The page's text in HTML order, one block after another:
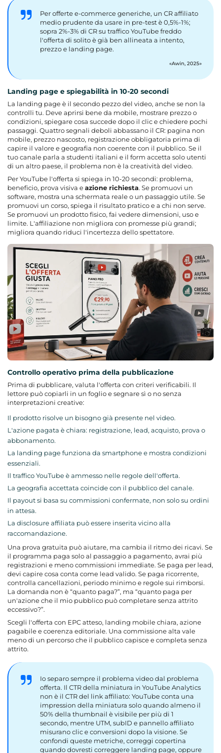
Per offerte e-commerce generiche, un CR affiliato
medio prudente da usare in pre-test è 0,5%-1%;
sopra 2%-3% di CR su traffico YouTube freddo
l'offerta di solito è già ben allineata a intento,
prezzo e landing page.
Awin, 2025
Landing page e spiegabilità in 10-20 secondi
La landing page è il secondo pezzo del video, anche se non la
controlli tu. Deve aprirsi bene da mobile, mostrare prezzo o
condizioni, spiegare cosa succede dopo il clic e chiedere pochi
passaggi. Quattro segnali deboli abbassano il CR: pagina non
mobile, prezzo nascosto, registrazione obbligatoria prima di
capire il valore e geografia non coerente con il pubblico. Se il
tuo canale parla a studenti italiani e il form accetta solo utenti
di un altro paese, il problema non è la creatività del video.
Per YouTube l'offerta si spiega in 10-20 secondi: problema,
beneficio, prova visiva eazione richiesta. Se promuovi un
software, mostra una schermata reale o un passaggio utile. Se
promuovi un corso, spiega il risultato pratico e a chi non serve.
Se promuovi un prodotto fisico, fai vedere dimensioni, uso e
limite. L'affiliazione non migliora con promesse più grandi;
migliora quando riduci l'incertezza dello spettatore.
Controllo operativo prima della pubblicazione
Prima di pubblicare, valuta l'offerta con criteri verificabili. Il
lettore può copiarli in un foglio e segnare sì o no senza
interpretazioni creative:
Il prodotto risolve un bisogno già presente nel video.
L'azione pagata è chiara: registrazione, lead, acquisto, prova o
abbonamento.
La landing page funziona da smartphone e mostra condizioni
essenziali.
Il traffico YouTube è ammesso nelle regole dell'offerta.
La geografia accettata coincide con il pubblico del canale.
Il payout si basa su commissioni confermate, non solo su ordini
in attesa.
La disclosure affiliata può essere inserita vicino alla
raccomandazione.
Una prova gratuita può aiutare, ma cambia il ritmo dei ricavi. Se
il programma paga solo al passaggio a pagamento, avrai più
registrazioni e meno commissioni immediate. Se paga per lead,
devi capire cosa conta come lead valido. Se paga ricorrente,
controlla cancellazioni, periodo minimo e regole sui rimborsi.
La domanda non è “quanto paga?”, ma “quanto paga per
un'azione che il mio pubblico può completare senza attrito
eccessivo?”.
Scegli l'offerta con EPC atteso, landing mobile chiara, azione
pagabile e coerenza editoriale. Una commissione alta vale
meno di un percorso che il pubblico capisce e completa senza
attrito.
Io separo sempre il problema video dal problema
offerta. Il CTR della miniatura in YouTube Analytics
non è il CTR del link affiliato: YouTube conta una
impression della miniatura solo quando almeno il
50% della thumbnail è visibile per più di 1
secondo, mentre UTM, subID e pannello affiliato
misurano clic e conversioni dopo la visione. Se
confondi queste metriche, correggi copertina
quando dovresti correggere landing page, oppure